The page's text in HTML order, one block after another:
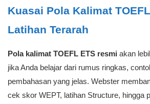
Kuasai Pola Kalimat
Latihan Terarah
Pola kalimat TOEFL ETS resmi akan
jika Anda belajar dari rumus ringkas,
pembahasan yang jelas. Webster
cek skor WEPT, latihan Structure, hingga